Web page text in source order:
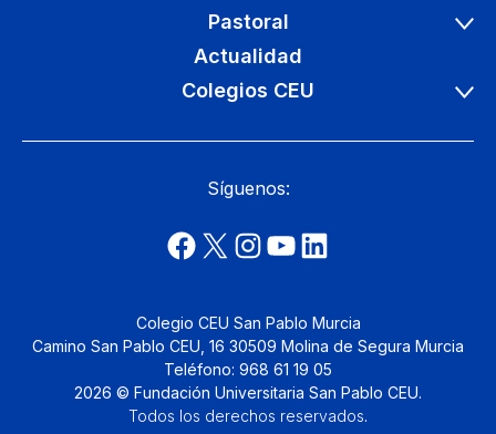
Pastoral
Actualidad
Colegios CEU
Síguenos:
Colegio CEU San Pablo Murcia
Camino San Pablo CEU, 16 30509 Molina de Segura Murcia
Teléfono: 968 61 19 05
2026 © Fundación Universitaria San Pablo CEU.
Todos los derechos reservados.